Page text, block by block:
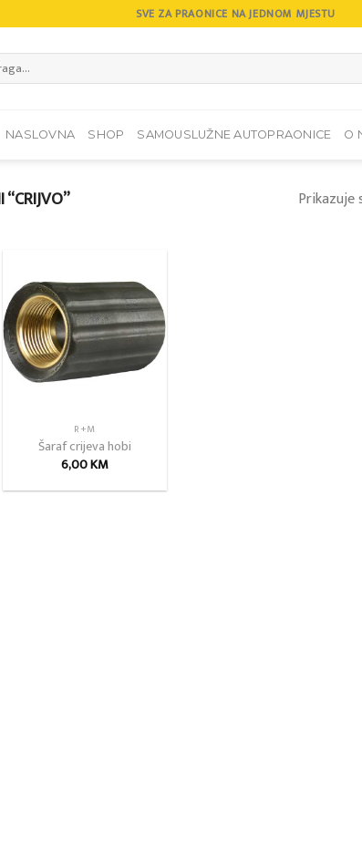
SVE ZA PRAONICE NA JEDNOM MJESTU
NASLOVNA SHOP SAMOUSLUŽNE AUTOPRAONICE O
Prikazuje
Add to
wishlist
R+M
Šaraf crijeva hobi
6,00KM